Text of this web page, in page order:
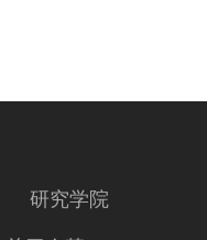
研究学院